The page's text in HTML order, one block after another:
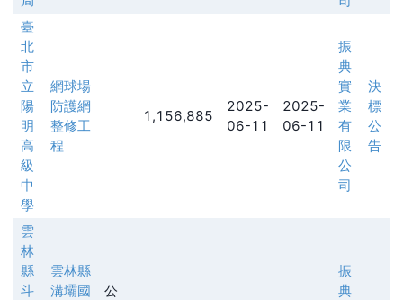
臺
北
市
立
陽
明
高
級
中
學
網球場
防護網
整修工
程
1,156,885
2025-
06-11
2025-
06-11
振
典
實
業
有
限
公
司
決
標
公
告
雲
林
縣
斗
雲林縣
溝壩國
公
振
典